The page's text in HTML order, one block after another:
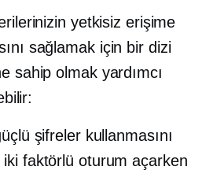
yetkisiz erişime
sağlamak için bir dizi
sahip olmak yardımcı
şifreler kullanmasını
iki faktörlü oturum açarken